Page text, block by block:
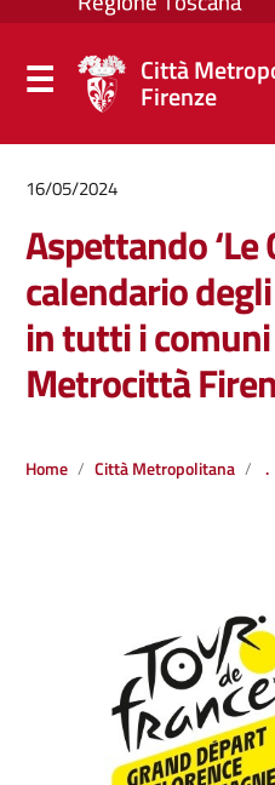
Città
Firenze
16/05/2024
Aspettando ‘Le
calendario
in tutti i
Metrocittà
Home Città Metropolitana .